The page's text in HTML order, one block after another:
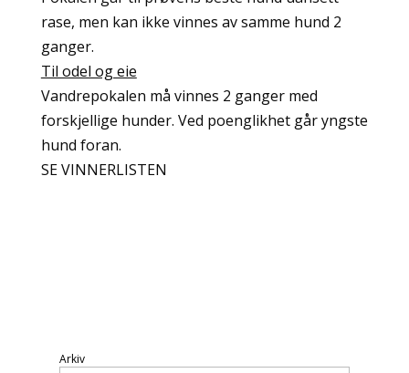
rase, men kan ikke vinnes av samme hund 2
ganger.
Til odel og eie
Vandrepokalen må vinnes 2 ganger med
forskjellige hunder. Ved poenglikhet går yngste
hund foran.
SE VINNERLISTEN
Arkiv